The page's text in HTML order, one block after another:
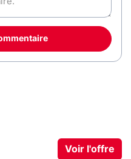
Voir l'offre